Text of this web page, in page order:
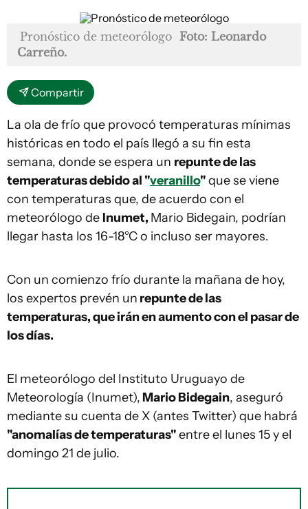
Pronóstico de meteorólogo Foto: Leonardo
Carreño.
Compartir
La ola de frío que provocó temperaturas mínimas
históricas en todo el país llegó a su fin esta
semana, donde se espera un repunte de las
temperaturas debido al "veranillo"que se viene
con temperaturas que, de acuerdo con el
meteorólogo de Inumet, Mario Bidegain, podrían
llegar hasta los 16-18°C o incluso ser mayores.
Con un comienzo frío durante la mañana de hoy,
los expertos prevén un repunte de las
temperaturas, que irán en aumento con el pasar de
los días.
El meteorólogo del Instituto Uruguayo de
Meteorología (Inumet), Mario Bidegain, aseguró
mediante su cuenta de X (antes Twitter) que habrá
"anomalías de temperaturas"entre el lunes 15 y el
domingo 21 de julio.